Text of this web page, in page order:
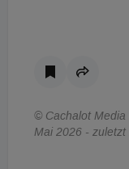
© Cachalot Media
Mai 2026 -